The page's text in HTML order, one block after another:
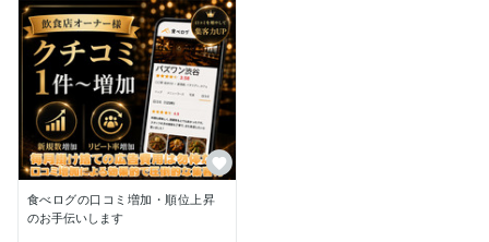
食べログの口コミ増加・順位上昇
のお手伝いします